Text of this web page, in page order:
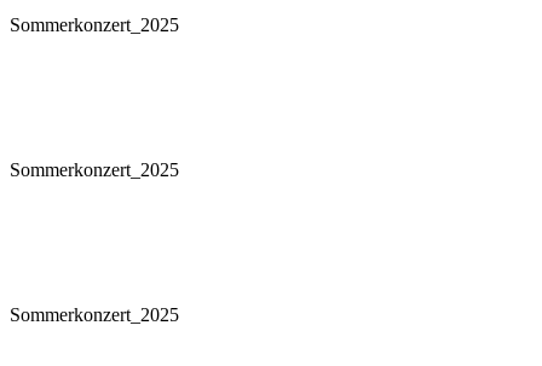
Sommerkonzert_2025
Sommerkonzert_2025
Sommerkonzert_2025